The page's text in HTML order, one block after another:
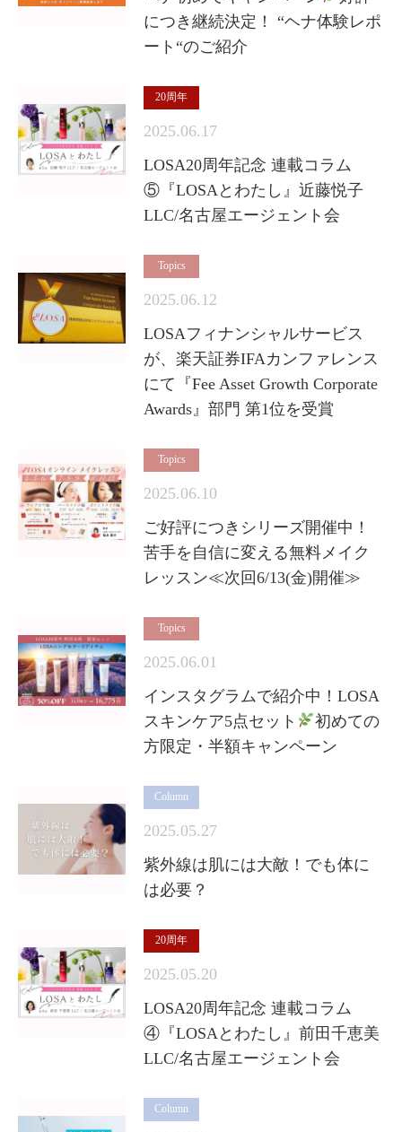
につき継続決定！ “ヘナ体験レポ
ート“のご紹介
20周年
2025.06.17
LOSA20周年記念 連載コラム
⑤『LOSAとわたし』近藤悦子
LLC/名古屋エージェント会
Topics
2025.06.12
LOSAフィナンシャルサービス
が、楽天証券IFAカンファレンス
にて『Fee Asset Growth Corporate
Awards』部門 第1位を受賞
Topics
2025.06.10
ご好評につきシリーズ開催中！
苦手を自信に変える無料メイク
レッスン≪次回6/13(金)開催≫
Topics
2025.06.01
インスタグラムで紹介中！LOSA
スキンケア5点セット
初めての
方限定・半額キャンペーン
Column
2025.05.27
紫外線は肌には大敵！でも体に
は必要？
20周年
2025.05.20
LOSA20周年記念 連載コラム
④『LOSAとわたし』前田千恵美
LLC/名古屋エージェント会
Column